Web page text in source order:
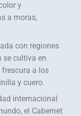
y
a moras,
con regiones
se cultiva en
a los
y cuero.
internacional
el Cabernet